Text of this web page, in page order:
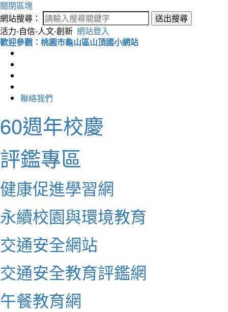
關閉區塊
網站搜尋：
送出搜尋
活力-自信-人文-創新 網站登入
歡迎參觀：桃園市龜山區山頂國小網站
聯絡我們
60週年校慶
評鑑專區
健康促進學習網
永續校園與環境教育
交通安全網站
交通安全教育評鑑網
午餐教育網